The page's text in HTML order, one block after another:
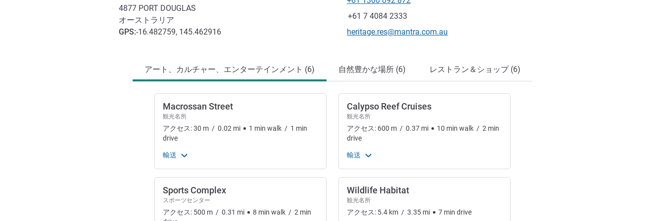
4877 PORT DOUGLAS
オーストラリア
GPS:-16.482759, 145.462916
電話番号
ファックス
+61 7 4084 2333
Eメール
heritage.res@mantra.com.au
アート、カルチャー、エンターテインメント (6) 自然豊かな場所 (6) レストラン＆ショップ (6)
Macrossan Street
観光名所
アクセス:30 m / 0.02 mi 1 min walk / 1 min
drive
輸送
Sports Complex
スポーツセンター
アクセス: 500 m / 0.31 mi 8 min walk / 2 min
Calypso Reef Cruises
観光名所
アクセス: 600 m / 0.37 mi 10 min walk / 2 min
drive
輸送
Wildlife Habitat
観光名所
アクセス: 5.4 km / 3.35 mi 7 min drive